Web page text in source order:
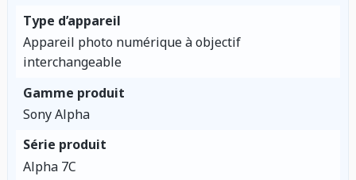
Type d’appareil
Appareil photo numérique à objectif
interchangeable
Gamme produit
Sony Alpha
Série produit
Alpha 7C